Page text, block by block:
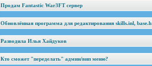
Продам Fantastic War3FT сервер
Обновлённая программа для редактирования skills.inl, base.h
Разводила Илья Хайдуков
Кто сможет "переделать" админ/вип меню?